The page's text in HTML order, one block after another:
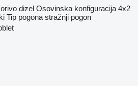
dizel Osovinska konfiguracija 4x2
Tip pogona stražnji pogon